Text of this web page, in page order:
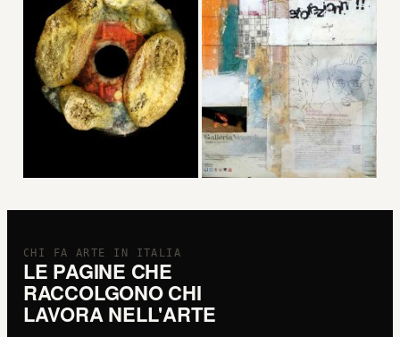
CHI FA ARTE IN ITALIA
LE PAGINE CHE
RACCOLGONO CHI
LAVORA NELL'ARTE